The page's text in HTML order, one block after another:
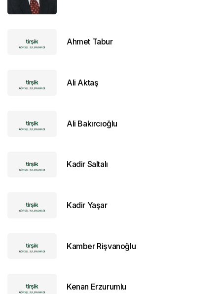
Ahmet Tabur
Ali Aktaş
Ali Bakırcıoğlu
Kadir Saltalı
Kadir Yaşar
Kamber Rişvanoğlu
Kenan Erzurumlu